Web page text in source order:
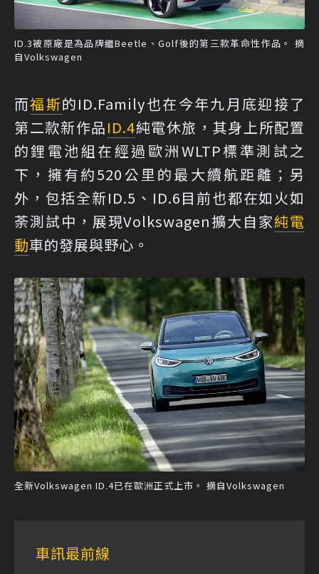
ID.3被原廠是為品牌繼Beetle、Golf後的第三款革命性作品。 摘
自Volkswagen
而福斯的ID.Family也在今年九月底迎接了
第二款新作品ID.4純電休旅，其身上所配置
的鋰電池組在經過歐洲WLTP標準測試之
下，擁有約520公里的最大續航距離；另
外，包括全新ID.5、ID.6目前也都在如火如
荼測試中，展現Volkswagen擴大自家純電
動車的發展與野心。
全新Volkswagen ID.4已在歐洲正式上市。 摘自Volkswagen
車訊最前線